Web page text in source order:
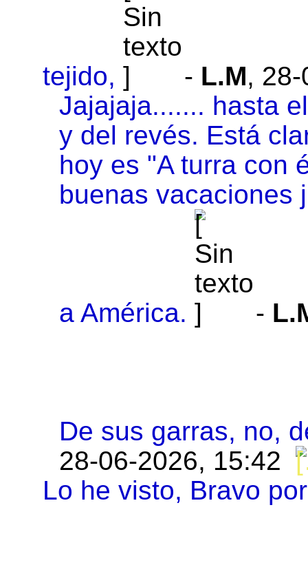
tejido, - L.M,
Jajajaja....... hasta
y del revés. Está
hoy es "A turra con
buenas vacaciones
a América. -
De sus garras, no,
28-06-2026, 15:42
Lo he visto, Bravo